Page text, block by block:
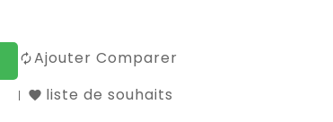
Ajouter Comparer
liste de souhaits